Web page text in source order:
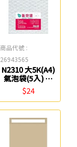
商品代號 :
26943565
N2310 大5K(A4)
氣泡袋(5入) 博
崴
$24